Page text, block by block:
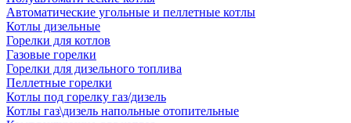
Автоматические угольные и пеллетные котлы
Котлы дизельные
Горелки для котлов
Газовые горелки
Горелки для дизельного топлива
Пеллетные горелки
Котлы под горелку газ/дизель
Котлы газ\дизель напольные отопительные